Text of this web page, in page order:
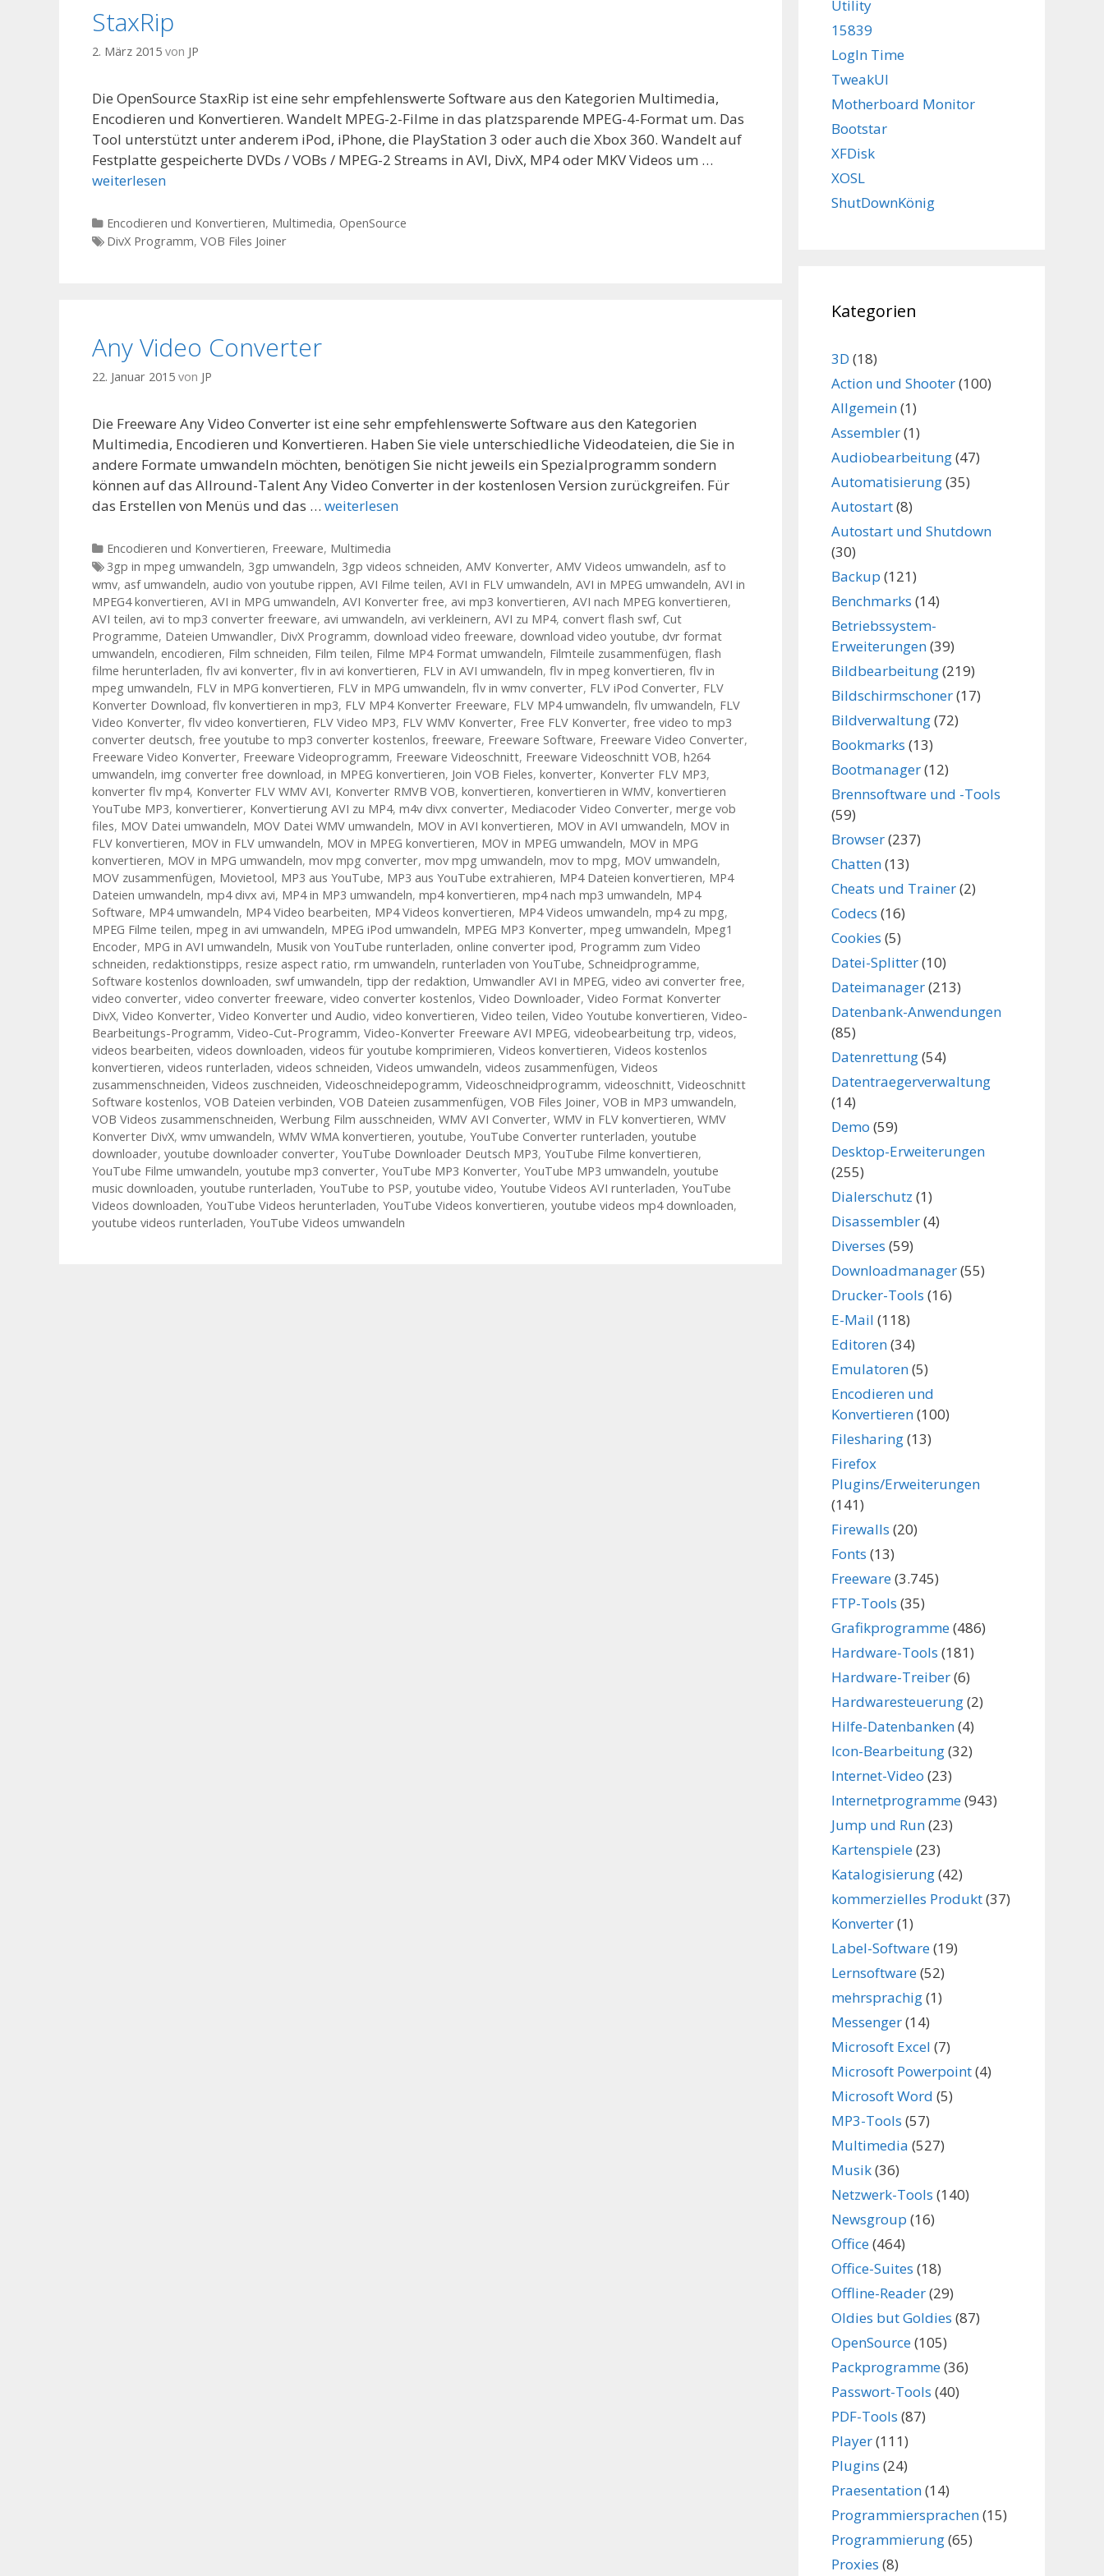
StaxRip
2. März 2015 von JP
Die OpenSource StaxRip ist eine sehr empfehlenswerte Software aus den Kategorien Multimedia,
Encodieren und Konvertieren. Wandelt MPEG-2-Filme in das platzsparende MPEG-4-Format um. Das
Tool unterstützt unter anderem iPod, iPhone, die PlayStation 3 oder auch die Xbox 360. Wandelt auf
Festplatte gespeicherte DVDs / VOBs / MPEG-2 Streams in AVI, DivX, MP4 oder MKV Videos um …
weiterlesen
Kategorien
Encodieren und Konvertieren, Multimedia, OpenSource
Tags
DivX Programm, VOB Files Joiner
Any Video Converter
22. Januar 2015 von JP
Die Freeware Any Video Converter ist eine sehr empfehlenswerte Software aus den Kategorien
Multimedia, Encodieren und Konvertieren. Haben Sie viele unterschiedliche Videodateien, die Sie in
andere Formate umwandeln möchten, benötigen Sie nicht jeweils ein Spezialprogramm sondern
können auf das Allround-Talent Any Video Converter in der kostenlosen Version zurückgreifen. Für
das Erstellen von Menüs und das … weiterlesen
Kategorien
Encodieren und Konvertieren, Freeware, Multimedia
Tags
3gp in mpeg umwandeln, 3gp umwandeln, 3gp videos schneiden, AMV Konverter, AMV Videos umwandeln, asf to
wmv, asf umwandeln, audio von youtube rippen, AVI Filme teilen, AVI in FLV umwandeln, AVI in MPEG umwandeln, AVI in
MPEG4 konvertieren, AVI in MPG umwandeln, AVI Konverter free, avi mp3 konvertieren, AVI nach MPEG konvertieren,
AVI teilen, avi to mp3 converter freeware, avi umwandeln, avi verkleinern, AVI zu MP4, convert flash swf, Cut
Programme, Dateien Umwandler, DivX Programm, download video freeware, download video youtube, dvr format
umwandeln, encodieren, Film schneiden, Film teilen, Filme MP4 Format umwandeln, Filmteile zusammenfügen, flash
filme herunterladen, flv avi konverter, flv in avi konvertieren, FLV in AVI umwandeln, flv in mpeg konvertieren, flv in
mpeg umwandeln, FLV in MPG konvertieren, FLV in MPG umwandeln, flv in wmv converter, FLV iPod Converter, FLV
Konverter Download, flv konvertieren in mp3, FLV MP4 Konverter Freeware, FLV MP4 umwandeln, flv umwandeln, FLV
Video Konverter, flv video konvertieren, FLV Video MP3, FLV WMV Konverter, Free FLV Konverter, free video to mp3
converter deutsch, free youtube to mp3 converter kostenlos, freeware, Freeware Software, Freeware Video Converter,
Freeware Video Konverter, Freeware Videoprogramm, Freeware Videoschnitt, Freeware Videoschnitt VOB, h264
umwandeln, img converter free download, in MPEG konvertieren, Join VOB Fieles, konverter, Konverter FLV MP3,
konverter flv mp4, Konverter FLV WMV AVI, Konverter RMVB VOB, konvertieren, konvertieren in WMV, konvertieren
YouTube MP3, konvertierer, Konvertierung AVI zu MP4, m4v divx converter, Mediacoder Video Converter, merge vob
files, MOV Datei umwandeln, MOV Datei WMV umwandeln, MOV in AVI konvertieren, MOV in AVI umwandeln, MOV in
FLV konvertieren, MOV in FLV umwandeln, MOV in MPEG konvertieren, MOV in MPEG umwandeln, MOV in MPG
konvertieren, MOV in MPG umwandeln, mov mpg converter, mov mpg umwandeln, mov to mpg, MOV umwandeln,
MOV zusammenfügen, Movietool, MP3 aus YouTube, MP3 aus YouTube extrahieren, MP4 Dateien konvertieren, MP4
Dateien umwandeln, mp4 divx avi, MP4 in MP3 umwandeln, mp4 konvertieren, mp4 nach mp3 umwandeln, MP4
Software, MP4 umwandeln, MP4 Video bearbeiten, MP4 Videos konvertieren, MP4 Videos umwandeln, mp4 zu mpg,
MPEG Filme teilen, mpeg in avi umwandeln, MPEG iPod umwandeln, MPEG MP3 Konverter, mpeg umwandeln, Mpeg1
Encoder, MPG in AVI umwandeln, Musik von YouTube runterladen, online converter ipod, Programm zum Video
schneiden, redaktionstipps, resize aspect ratio, rm umwandeln, runterladen von YouTube, Schneidprogramme,
Software kostenlos downloaden, swf umwandeln, tipp der redaktion, Umwandler AVI in MPEG, video avi converter free,
video converter, video converter freeware, video converter kostenlos, Video Downloader, Video Format Konverter
DivX, Video Konverter, Video Konverter und Audio, video konvertieren, Video teilen, Video Youtube konvertieren, Video-
Bearbeitungs-Programm, Video-Cut-Programm, Video-Konverter Freeware AVI MPEG, videobearbeitung trp, videos,
videos bearbeiten, videos downloaden, videos für youtube komprimieren, Videos konvertieren, Videos kostenlos
konvertieren, videos runterladen, videos schneiden, Videos umwandeln, videos zusammenfügen, Videos
zusammenschneiden, Videos zuschneiden, Videoschneidepogramm, Videoschneidprogramm, videoschnitt, Videoschnitt
Software kostenlos, VOB Dateien verbinden, VOB Dateien zusammenfügen, VOB Files Joiner, VOB in MP3 umwandeln,
VOB Videos zusammenschneiden, Werbung Film ausschneiden, WMV AVI Converter, WMV in FLV konvertieren, WMV
Konverter DivX, wmv umwandeln, WMV WMA konvertieren, youtube, YouTube Converter runterladen, youtube
downloader, youtube downloader converter, YouTube Downloader Deutsch MP3, YouTube Filme konvertieren,
YouTube Filme umwandeln, youtube mp3 converter, YouTube MP3 Konverter, YouTube MP3 umwandeln, youtube
music downloaden, youtube runterladen, YouTube to PSP, youtube video, Youtube Videos AVI runterladen, YouTube
Videos downloaden, YouTube Videos herunterladen, YouTube Videos konvertieren, youtube videos mp4 downloaden,
youtube videos runterladen, YouTube Videos umwandeln
Utility
15839
LogIn Time
TweakUI
Motherboard Monitor
Bootstar
XFDisk
XOSL
ShutDownKönig
Kategorien
3D (18)
Action und Shooter(100)
Allgemein(1)
Assembler(1)
Audiobearbeitung(47)
Automatisierung(35)
Autostart(8)
Autostart und Shutdown
(30)
Backup (121)
Benchmarks (14)
Betriebssystem-
Erweiterungen(39)
Bildbearbeitung(219)
Bildschirmschoner(17)
Bildverwaltung(72)
Bookmarks (13)
Bootmanager(12)
Brennsoftware und -Tools
(59)
Browser(237)
Chatten(13)
Cheats und Trainer(2)
Codecs (16)
Cookies (5)
Datei-Splitter(10)
Dateimanager(213)
Datenbank-Anwendungen
(85)
Datenrettung(54)
Datentraegerverwaltung
(14)
Demo (59)
Desktop-Erweiterungen
(255)
Dialerschutz (1)
Disassembler(4)
Diverses (59)
Downloadmanager(55)
Drucker-Tools (16)
E-Mail (118)
Editoren(34)
Emulatoren(5)
Encodieren und
Konvertieren(100)
Filesharing(13)
Firefox
Plugins/Erweiterungen
(141)
Firewalls (20)
Fonts (13)
Freeware(3.745)
FTP-Tools (35)
Grafikprogramme(486)
Hardware-Tools (181)
Hardware-Treiber(6)
Hardwaresteuerung(2)
Hilfe-Datenbanken(4)
Icon-Bearbeitung(32)
Internet-Video (23)
Internetprogramme(943)
Jump und Run(23)
Kartenspiele(23)
Katalogisierung(42)
kommerzielles Produkt(37)
Konverter(1)
Label-Software(19)
Lernsoftware(52)
mehrsprachig(1)
Messenger(14)
Microsoft Excel (7)
Microsoft Powerpoint(4)
Microsoft Word (5)
MP3-Tools (57)
Multimedia (527)
Musik(36)
Netzwerk-Tools (140)
Newsgroup (16)
Office(464)
Office-Suites (18)
Offline-Reader(29)
Oldies but Goldies (87)
OpenSource(105)
Packprogramme(36)
Passwort-Tools (40)
PDF-Tools (87)
Player(111)
Plugins (24)
Praesentation(14)
Programmiersprachen(15)
Programmierung(65)
Proxies (8)